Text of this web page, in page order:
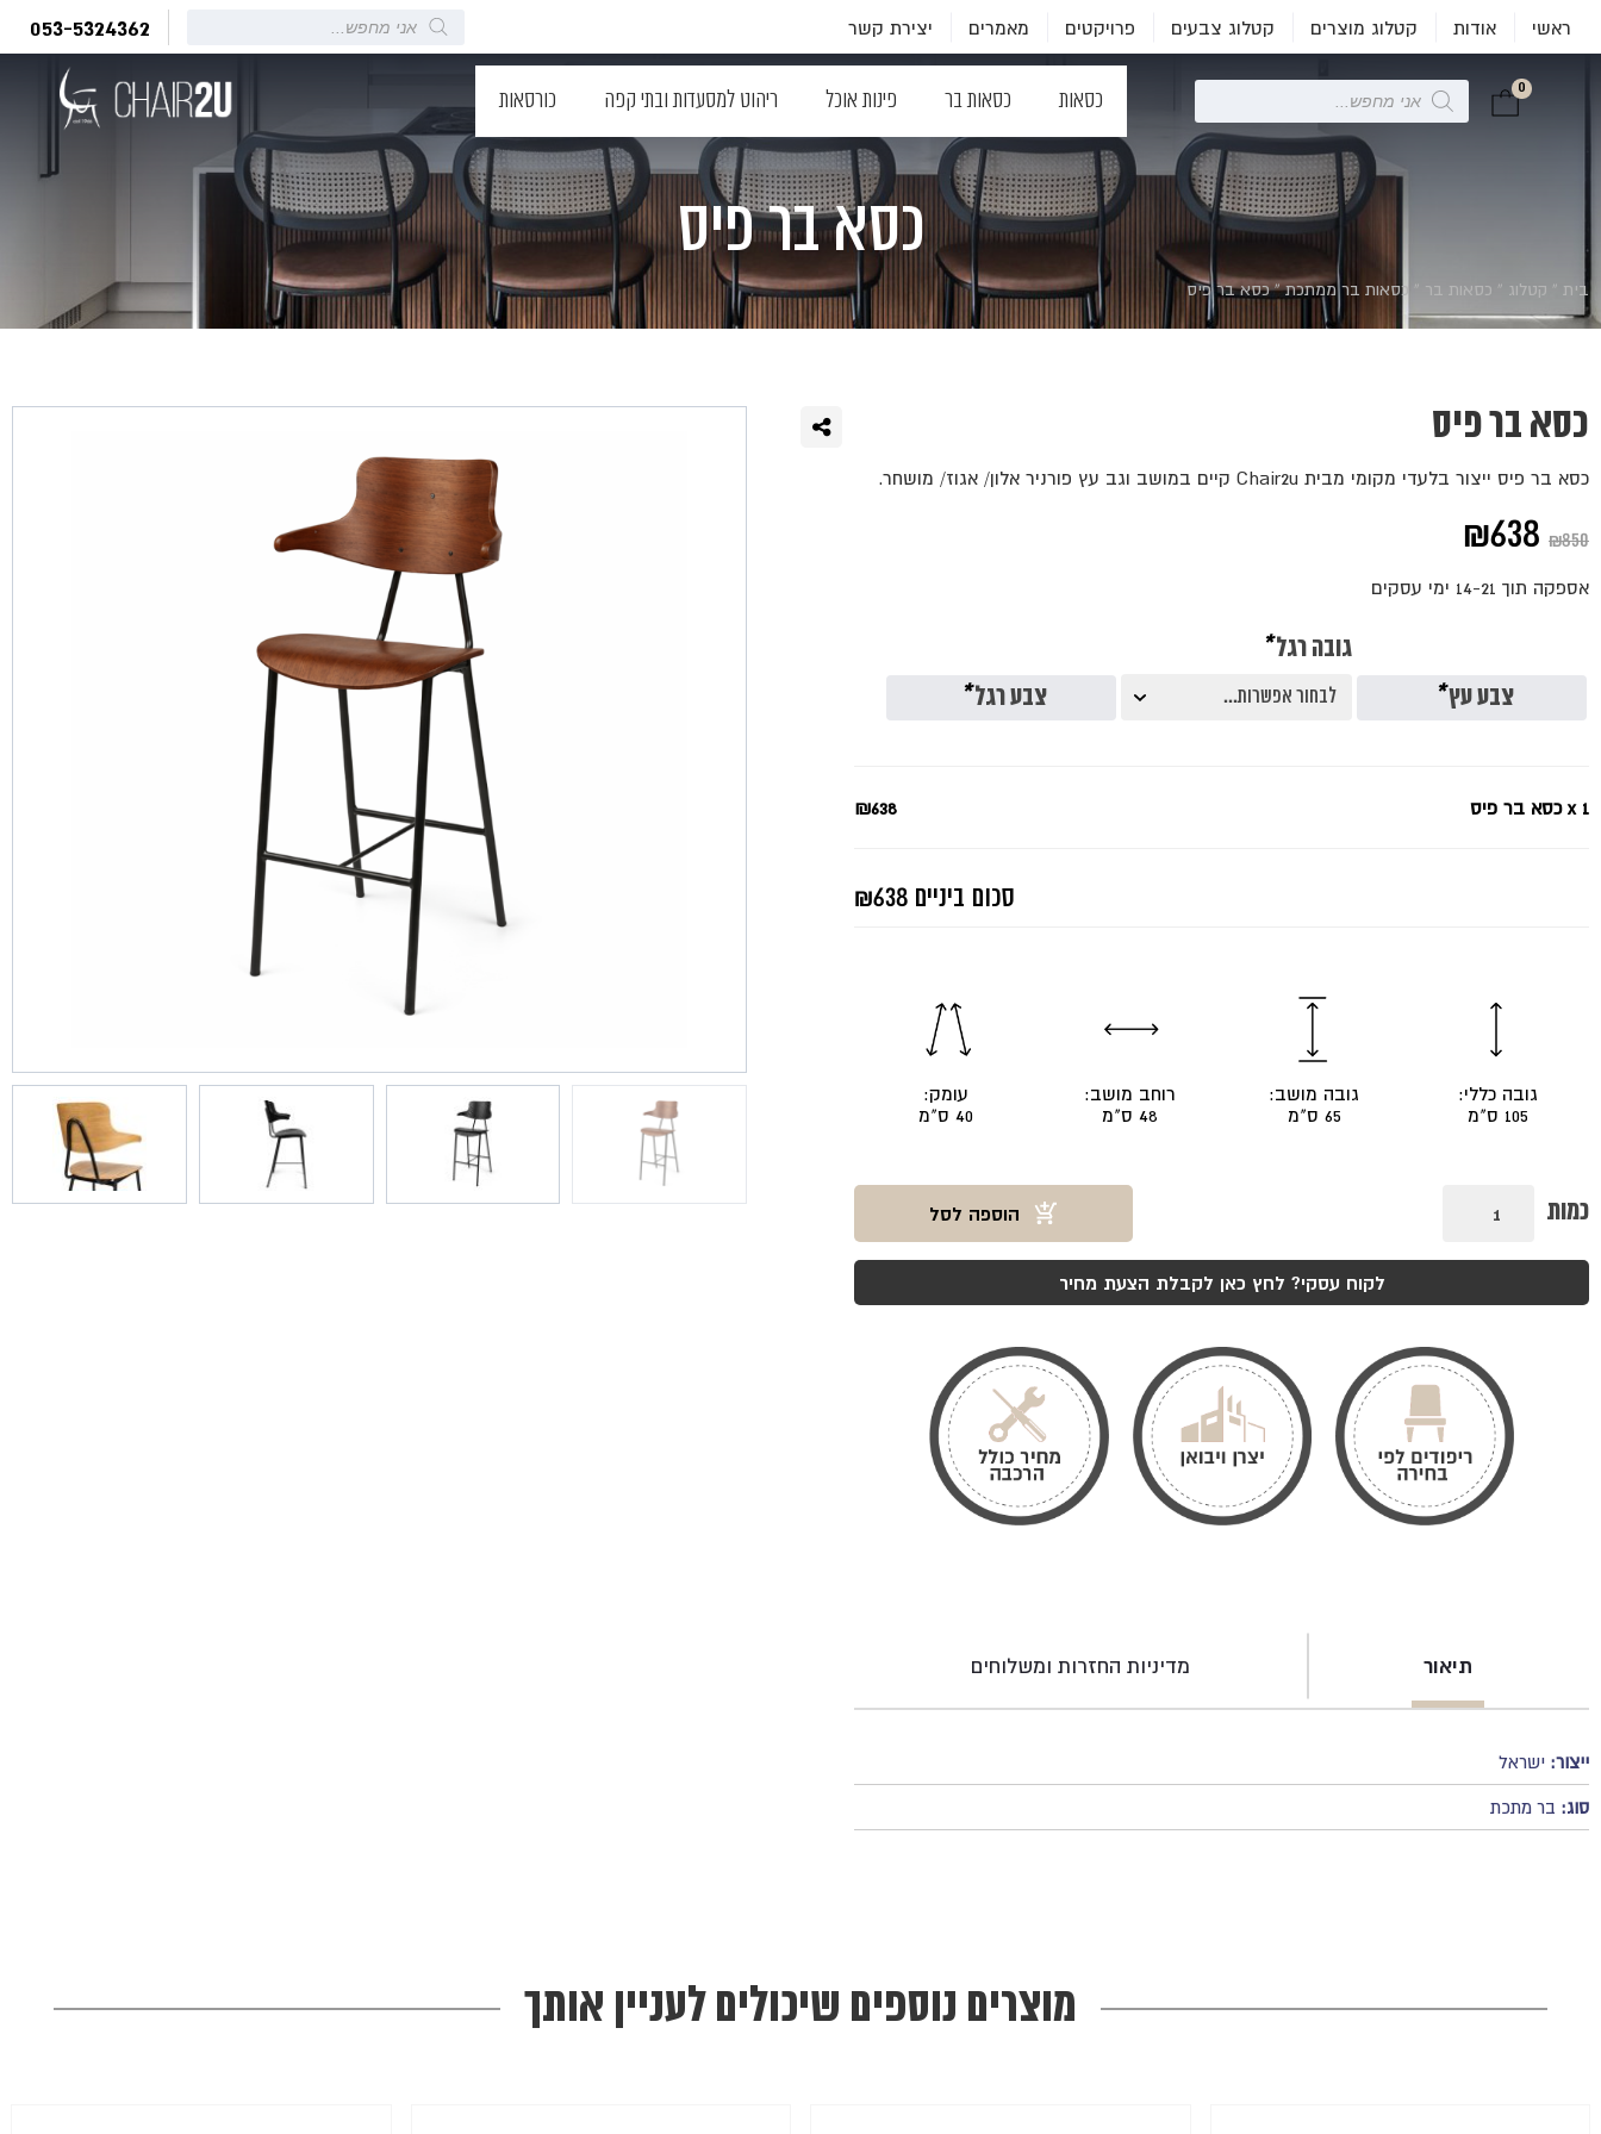
ראשי אודות קטלוג מוצרים קטלוג צבעים פרויקטים מאמרים יצירת קשר
Products
search
053-5324362
0
Products
search
כסאות כסאות בר פינות אוכל ריהוט למסעדות ובתי קפה כורסאות
כסא בר פיס
בית » קטלוג » כסאות בר » כסאות בר ממתכת»כסא בר פיס
כסא בר פיס
כסא בר פיס ייצור בלעדי מקומי מבית Chair2u קיים במושב וגב עץ פורניר אלון/ אגוז/ מושחר.
₪850
המחיר
המקורי
₪638
הנוכחי
אספקה תוך 14-21 ימי עסקים
צבע עץ*
גובה רגל*
צבע רגל*
x 1כסא בר פיס ₪638
סכום ביניים ₪638
גובה כללי:
105 ס"מ
גובה מושב:
65 ס"מ
רוחב מושב:
48 ס"מ
עומק:
40 ס"מ
כמות
בר
הוספה לסל
לקוח עסקי? לחץ כאן לקבלת הצעת מחיר
תיאור מדיניות החזרות ומשלוחים
ייצור: ישראל
סוג: בר מתכת
מוצרים נוספים שיכולים לעניין אותך